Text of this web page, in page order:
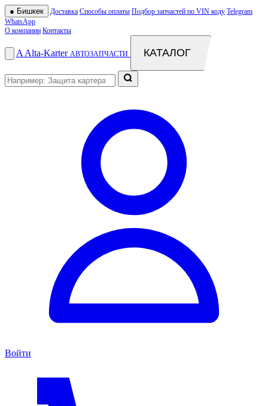
● Бишкек Доставка Способы оплаты Подбор запчастей по VIN коду Telegram
WhatsApp
О компании Контакты
A Alta-Karter АВТОЗАПЧАСТИ КАТАЛОГ
Войти